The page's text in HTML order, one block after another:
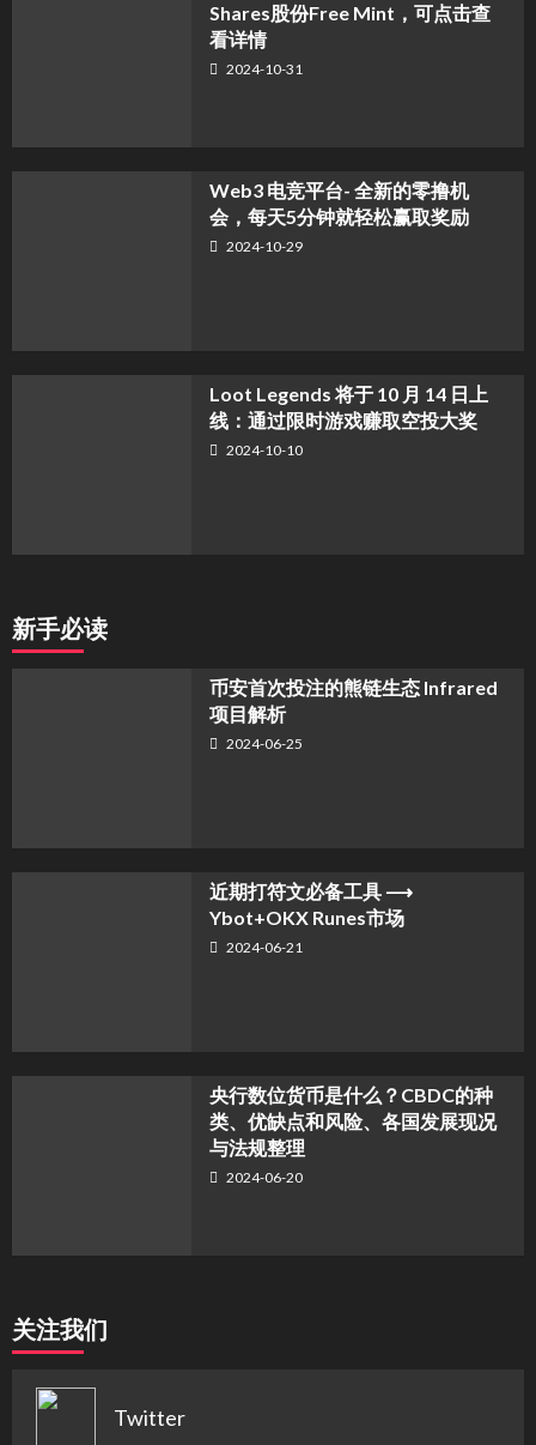
Shares股份Free Mint，可点击查
看详情
2024-10-31
Web3 电竞平台- 全新的零撸机
会，每天5分钟就轻松赢取奖励
2024-10-29
Loot Legends 将于 10 月 14 日上
线：通过限时游戏赚取空投大奖
2024-10-10
新手必读
币安首次投注的熊链生态 Infrared
项目解析
2024-06-25
近期打符文必备工具 ⟶
Ybot+OKX Runes市场
2024-06-21
央行数位货币是什么？CBDC的种
类、优缺点和风险、各国发展现况
与法规整理
2024-06-20
关注我们
Twitter